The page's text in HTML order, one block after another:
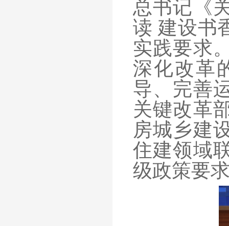
总书记《
读 建设书
实践要求
深化改革
导、完善
关键改革
房城乡建
住建领域
级政策要